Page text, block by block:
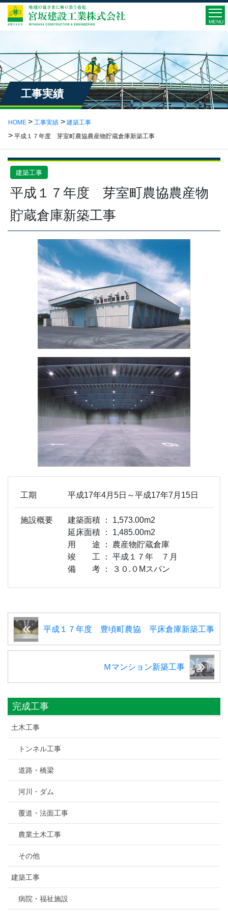
MENU
工事実績
HOME 工事実績
建築工事
平成１７年度 芽室町農協農産物貯蔵倉庫新築工事
建築工事
平成１７年度 芽室町農協農産物
貯蔵倉庫新築工事
工期 平成17年4月5日～平成17年7月15日
施設概要
建築面積 ： 1,573.00m2
延床面積 ： 1,485.00m2
用 途 ： 農産物貯蔵倉庫
竣 工 ： 平成１７年 ７月
備 考 ： ３０.０Mスパン
平成１７年度 豊頃町農協 平床倉庫新築工事
Ｍマンション新築工事
完成工事
土木工事
トンネル工事
道路・橋梁
河川・ダム
覆道・法面工事
農業土木工事
その他
建築工事
病院・福祉施設